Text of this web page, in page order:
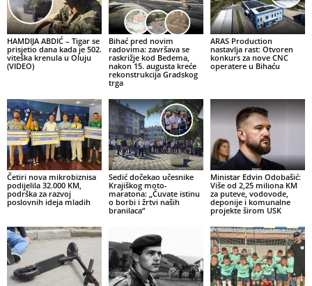
HAMDIJA ABDIĆ – Tigar se
prisjetio dana kada je 502.
viteška krenula u Oluju
(VIDEO)
Bihać pred novim
radovima: završava se
raskrižje kod Bedema,
nakon 15. augusta kreće
rekonstrukcija Gradskog
trga
ARAS Production
nastavlja rast: Otvoren
konkurs za nove CNC
operatere u Bihaću
Četiri nova mikrobiznisa
podijelila 32.000 KM,
podrška za razvoj
poslovnih ideja mladih
Sedić dočekao učesnike
Krajiškog moto-
maratona: „Čuvate istinu
o borbi i žrtvi naših
branilaca“
Ministar Edvin Odobašić:
Više od 2,25 miliona KM
za puteve, vodovode,
deponije i komunalne
projekte širom USK